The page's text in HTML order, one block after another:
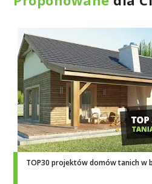
TOP30 projektów domów tanich w